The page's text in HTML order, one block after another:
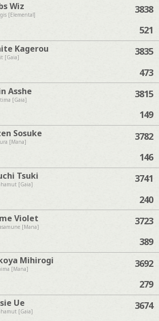
Wiz
[Elemental]
3838
521
Kagerou
[Gaia]
3835
473
Asshe
[Gaia]
3815
149
Sosuke
[Mana]
3782
146
Tsuki
[Gaia]
3741
240
Violet
[Mana]
3723
389
Mihirogi
[Mana]
3692
279
Ue
[Gaia]
3674